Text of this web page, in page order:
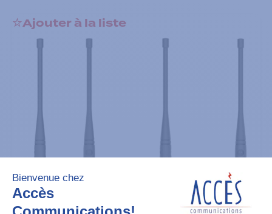
Ajouter à la liste